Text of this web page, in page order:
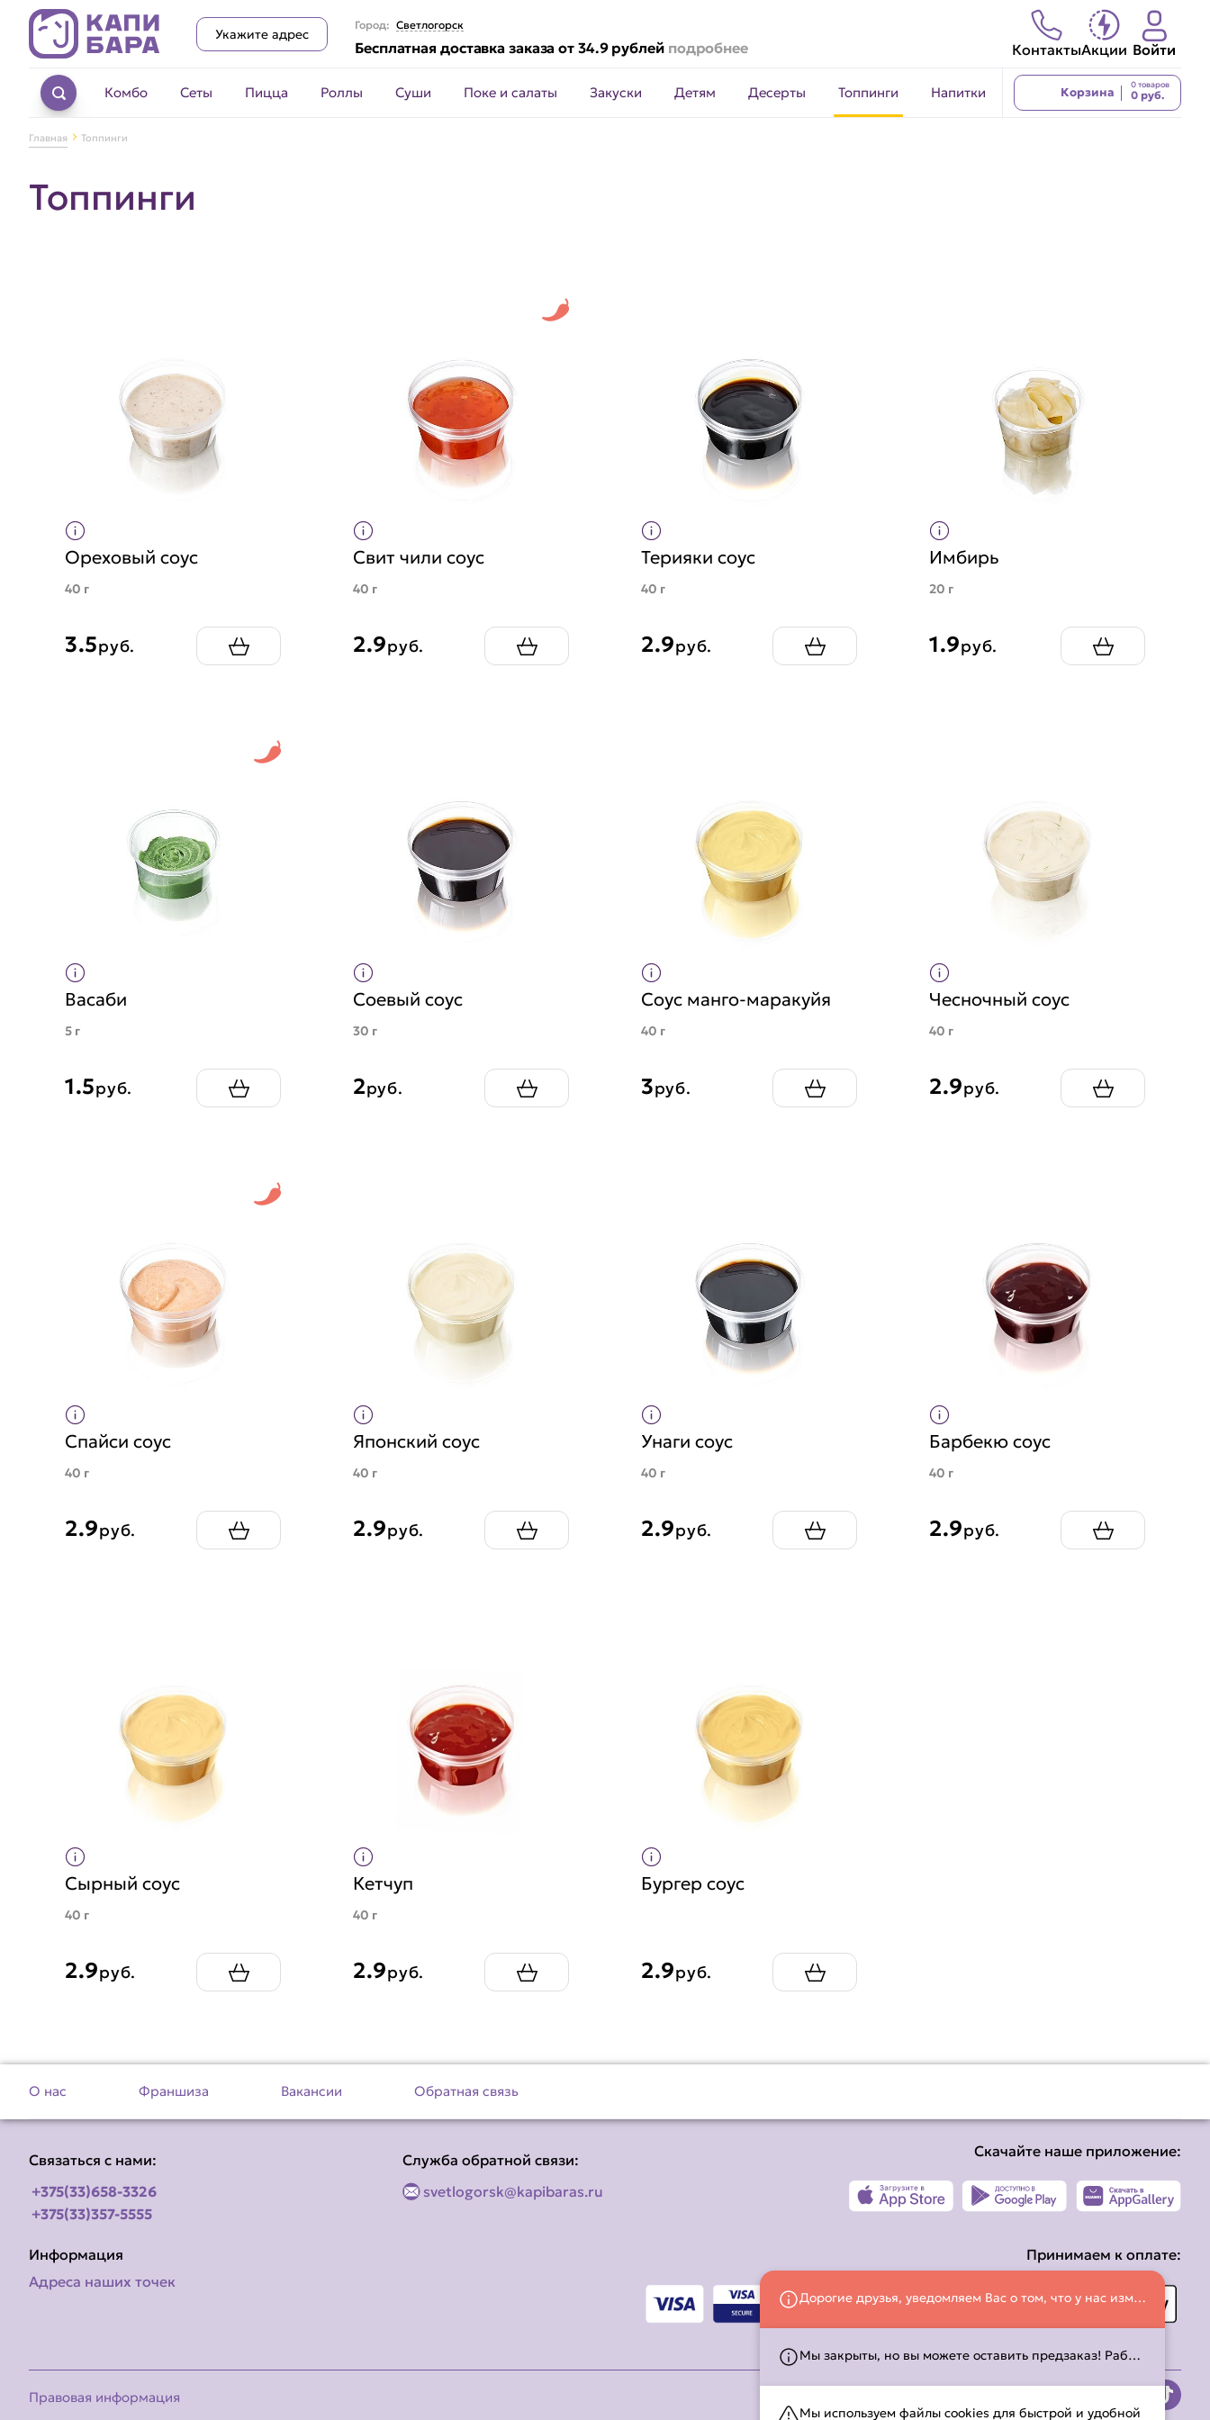
Дорогие друзья, уведомляем Вас о том, что у нас изменился номер телефона! Просим делать заказы по номеру: +375 (33) 658-33-26
Мы закрыты, но вы можете оставить предзаказ! Работаем с 10:00 до 21:45. С временем работы можно ознакомиться на странице
Мы используем файлы cookies для быстрой и удобной
Укажите адрес
Город: Светлогорск
Бесплатная доставка заказа от 34.9 рублей подробнее КонтактыАкции Войти
Комбо Сеты Пицца Роллы Суши Поке и салаты Закуски Детям Десерты Топпинги Напитки Корзина
0 товаров
0 руб.
Главная Топпинги
Топпинги
Ореховый соус
40 г
3.5руб.
Свит чили соус
40 г
2.9руб.
Терияки соус
40 г
2.9руб.
Имбирь
20 г
1.9руб.
Васаби
5 г
1.5руб.
Соевый соус
30 г
2руб.
Соус манго-маракуйя
40 г
3руб.
Чесночный соус
40 г
2.9руб.
Спайси соус
40 г
2.9руб.
Японский соус
40 г
2.9руб.
Унаги соус
40 г
2.9руб.
Барбекю соус
40 г
2.9руб.
Сырный соус
40 г
2.9руб.
Кетчуп
40 г
2.9руб.
Бургер соус
2.9руб.
О нас Франшиза Вакансии Обратная связь
Связаться с нами:
+375(33)658-3326
+375(33)357-5555
Служба обратной связи:
svetlogorsk@kapibaras.ru
Скачайте наше приложение:
Информация
Адреса наших точек
Принимаем к оплате:
Правовая информация